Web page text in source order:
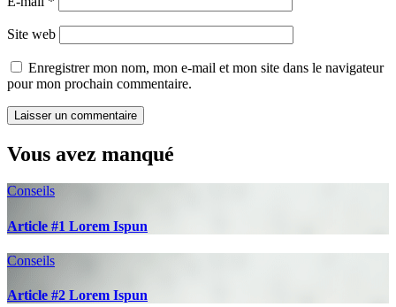
Site web
Enregistrer mon nom, mon e-mail et mon site dans le navigateur
pour mon prochain commentaire.
Vous avez manqué
Conseils
Article #1 Lorem Ispun
Conseils
Article #2 Lorem Ispun